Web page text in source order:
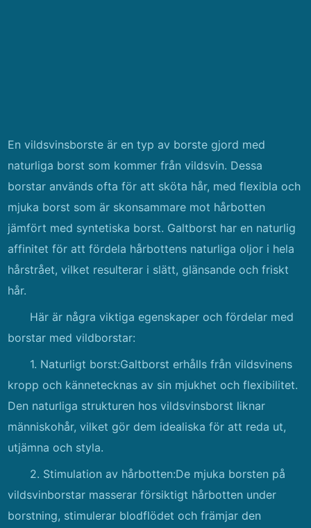
En vildsvinsborste är en typ av borste gjord med
naturliga borst som kommer från vildsvin. Dessa
borstar används ofta för att sköta hår, med flexibla och
mjuka borst som är skonsammare mot hårbotten
jämfört med syntetiska borst. Galtborst har en naturlig
affinitet för att fördela hårbottens naturliga oljor i hela
hårstrået, vilket resulterar i slätt, glänsande och friskt
hår.
Här är några viktiga egenskaper och fördelar med
borstar med vildborstar:
1. Naturligt borst:Galtborst erhålls från vildsvinens
kropp och kännetecknas av sin mjukhet och flexibilitet.
Den naturliga strukturen hos vildsvinsborst liknar
människohår, vilket gör dem idealiska för att reda ut,
utjämna och styla.
2. Stimulation av hårbotten:De mjuka borsten på
vildsvinborstar masserar försiktigt hårbotten under
borstning, stimulerar blodflödet och främjar den